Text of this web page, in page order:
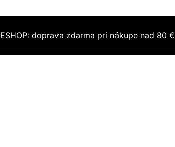
ESHOP: doprava zdarma pri nákupe nad 80 €